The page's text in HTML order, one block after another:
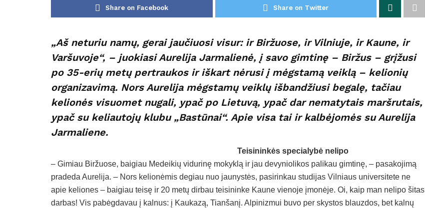
Share on Facebook Share on Twitter
„Aš neturiu namų, gerai jaučiuosi visur: ir Biržuose, ir Vilniuje, ir Kaune, ir
Varšuvoje“, – juokiasi Aurelija Jarmalienė, į savo gimtinę – Biržus – grįžusi
po 35-erių metų pertraukos ir iškart nėrusi į mėgstamą veiklą – kelionių
organizavimą. Nors Aurelija mėgstamų veiklų išbandžiusi begalę, tačiau
kelionės visuomet nugali, ypač po Lietuvą, ypač dar nematytais maršrutais,
ypač su keliautojų klubu „Bastūnai“. Apie visa tai ir kalbėjomės su Aurelija
Jarmaliene.
Teisininkės specialybė nelipo
– Gimiau Biržuose, baigiau Medeikių vidurinę mokyklą ir jau devyniolikos palikau gimtinę, – pasakojimą
pradeda Aurelija. – Nors kelionėmis degiau nuo jaunystės, pasirinkau studijas Vilniaus universitete ne
apie keliones – baigiau teisę ir 20 metų dirbau teisininke Kaune vienoje įmonėje. Oi, kaip man nelipo šitas
darbas! Vis pabėgdavau į kalnus: į Kaukazą, Tianšanį. Alpinizmui buvo per skystos blauzdos, bet kalnų